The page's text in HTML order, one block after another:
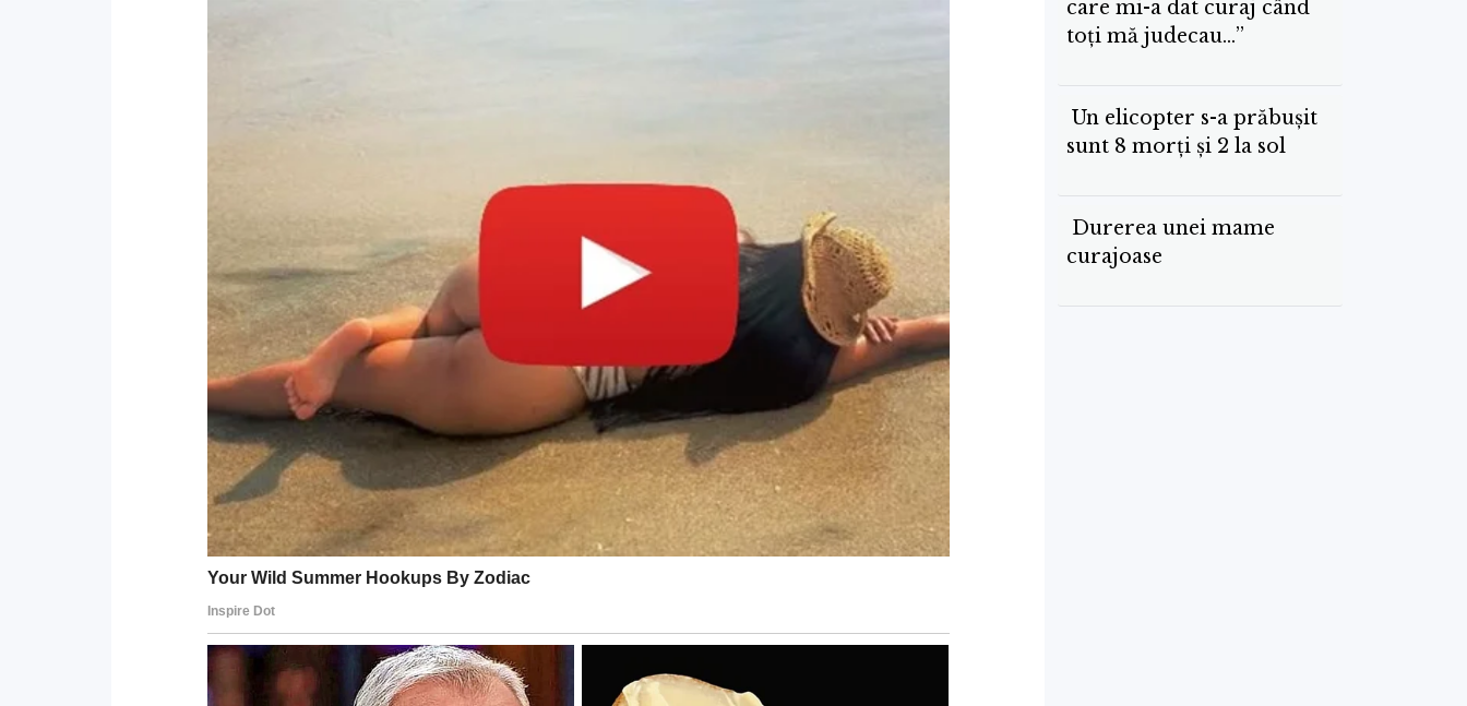
care mi-a dat curaj când
toți mă judecau…”
Un elicopter s-a prăbușit
sunt 8 morți și 2 la sol
Durerea unei mame
curajoase